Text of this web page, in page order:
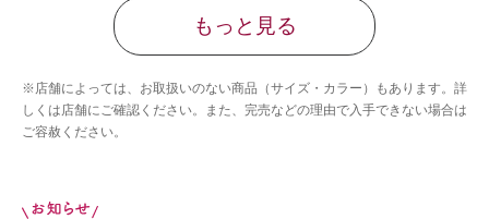
ウイング／レシアージュ
ウイング／ティーン
ブロス バイ ワコールメン
ウイング／フフ
もっと見る
※店舗によっては、お取扱いのない商品（サイズ・カラー）もあります。詳
しくは店舗にご確認ください。また、完売などの理由で入手できない場合は
ご容赦ください。